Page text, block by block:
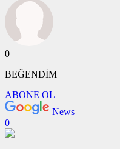
0
BEĞENDİM
ABONE OL
News
0